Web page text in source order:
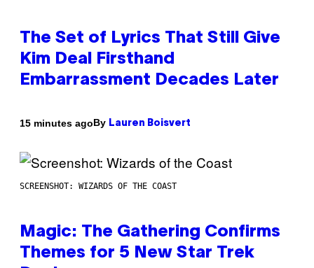
The Set of Lyrics That Still Give
Kim Deal Firsthand
Embarrassment Decades Later
15 minutes agoBy Lauren Boisvert
SCREENSHOT: WIZARDS OF THE COAST
Magic: The Gathering Confirms
Themes for 5 New Star Trek